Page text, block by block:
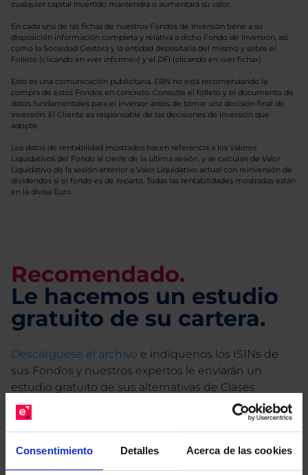
Consentimiento Detalles Acerca de las cookies
cualquier capital invertido mantendrá o aumentará su valor.
En cada una de las fichas de nuestros Fondos de Inversión tiene a su
disposición información completa y relativa a dicho Fondo de Inversión, así
como la Sociedad Gestora y la entidad depositaria del mismo y sobre el
Folleto (clicando en «ver informe») y el DFI (clicando en «ver ficha»).
Esto es una comunicación publicitaria. EBN no está recomendando la
compra de estos Fondos en concreto. Consulte el folleto y el documento de
datos fundamentales para el inversor antes de tomar una decisión final de
inversión. El Cliente es responsable de las decisiones de inversión que
adopte.
Los datos de rentabilidad mostrados hacen referencia a los Valores
Liquidativos del Fondo al cierre de la última sesión, y se calculan de Valor
Liquidativo de la sesión anterior a Valor Liquidativo actual con reinversión de
dividendos si el fondo es de reparto. Todas las rentabilidades mostradas están
en la divisa Euro.
Recomendado.
Le hacemos un estudio
gratuito de su cartera.
Descárguese el archivo e indíquenos los ISINs de
sus Fondos y nuestros expertos le enviarán un
estudio gratuito de sus alternativas de Clases
Limpias con las que podrá ahorrar en sus costes.